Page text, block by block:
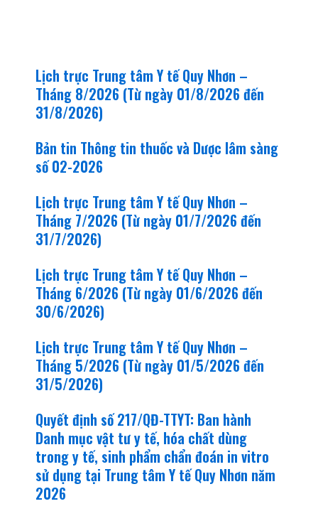
Lịch trực Trung tâm Y tế Quy Nhơn –
Tháng 8/2026 (Từ ngày 01/8/2026 đến
31/8/2026)
Bản tin Thông tin thuốc và Dược lâm sàng
số 02-2026
Lịch trực Trung tâm Y tế Quy Nhơn –
Tháng 7/2026 (Từ ngày 01/7/2026 đến
31/7/2026)
Lịch trực Trung tâm Y tế Quy Nhơn –
Tháng 6/2026 (Từ ngày 01/6/2026 đến
30/6/2026)
Lịch trực Trung tâm Y tế Quy Nhơn –
Tháng 5/2026 (Từ ngày 01/5/2026 đến
31/5/2026)
Quyết định số 217/QĐ-TTYT: Ban hành
Danh mục vật tư y tế, hóa chất dùng
trong y tế, sinh phẩm chẩn đoán in vitro
sử dụng tại Trung tâm Y tế Quy Nhơn năm
2026